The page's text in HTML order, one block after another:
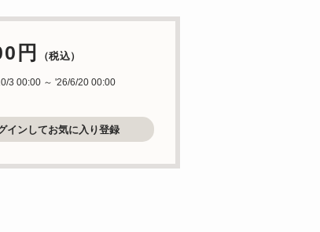
円 （税込）
3 00:00 ～ '26/6/20 00:00
インしてお気に入り登録